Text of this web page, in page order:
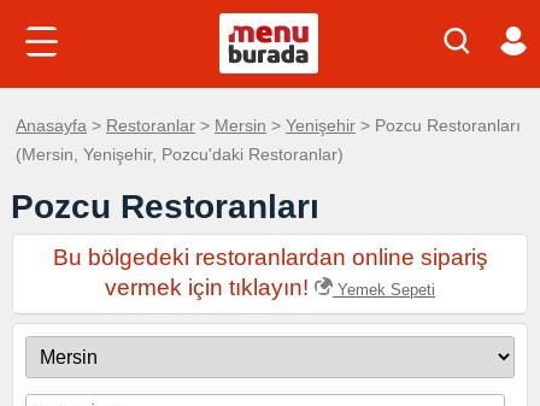
Anasayfa > Restoranlar > Mersin > Yenişehir > Pozcu Restoranları
(Mersin, Yenişehir, Pozcu'daki Restoranlar)
Pozcu Restoranları
Bu bölgedeki restoranlardan online sipariş
vermek için tıklayın!
Yemek Sepeti